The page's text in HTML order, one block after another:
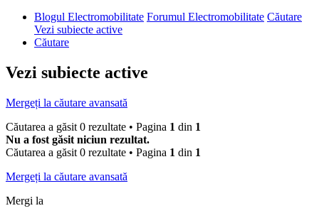
Blogul Electromobilitate Forumul Electromobilitate Căutare
Vezi subiecte active
Căutare
Vezi subiecte active
Mergeți la căutare avansată
Căutarea a găsit 0 rezultate • Pagina 1 din 1
Nu a fost găsit niciun rezultat.
Căutarea a găsit 0 rezultate • Pagina 1 din 1
Mergeți la căutare avansată
Mergi la